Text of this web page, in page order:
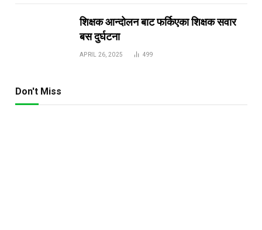
शिक्षक आन्दोलन बाट फर्किएका शिक्षक सवार
बस दुर्घटना
APRIL 26, 2025 499
Don't Miss